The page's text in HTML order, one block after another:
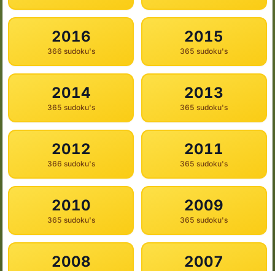
2016
366 sudoku's
2015
365 sudoku's
2014
365 sudoku's
2013
365 sudoku's
2012
366 sudoku's
2011
365 sudoku's
2010
365 sudoku's
2009
365 sudoku's
2008 2007